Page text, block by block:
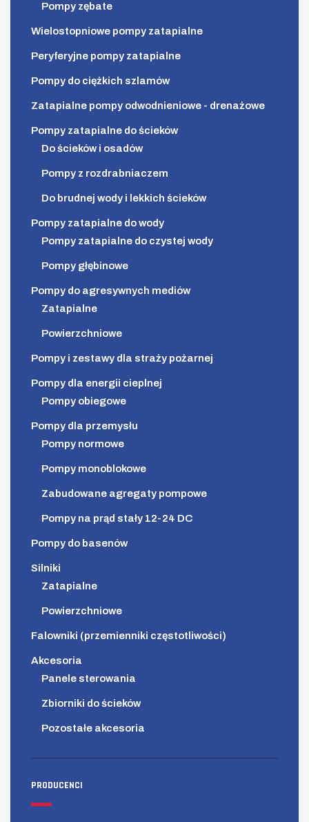
Pompy zębate
Wielostopniowe pompy zatapialne
Peryferyjne pompy zatapialne
Pompy do ciężkich szlamów
Zatapialne pompy odwodnieniowe - drenażowe
Pompy zatapialne do ścieków
Do ścieków i osadów
Pompy z rozdrabniaczem
Do brudnej wody i lekkich ścieków
Pompy zatapialne do wody
Pompy zatapialne do czystej wody
Pompy głębinowe
Pompy do agresywnych mediów
Zatapialne
Powierzchniowe
Pompy i zestawy dla straży pożarnej
Pompy dla energii cieplnej
Pompy obiegowe
Pompy dla przemysłu
Pompy normowe
Pompy monoblokowe
Zabudowane agregaty pompowe
Pompy na prąd stały 12-24 DC
Pompy do basenów
Silniki
Zatapialne
Powierzchniowe
Falowniki (przemienniki częstotliwości)
Akcesoria
Panele sterowania
Zbiorniki do ścieków
Pozostałe akcesoria
PRODUCENCI